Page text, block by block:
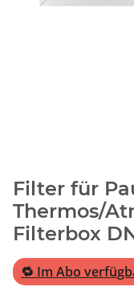
Filter für
Thermos/
Filterbox
🔁 Im Abo